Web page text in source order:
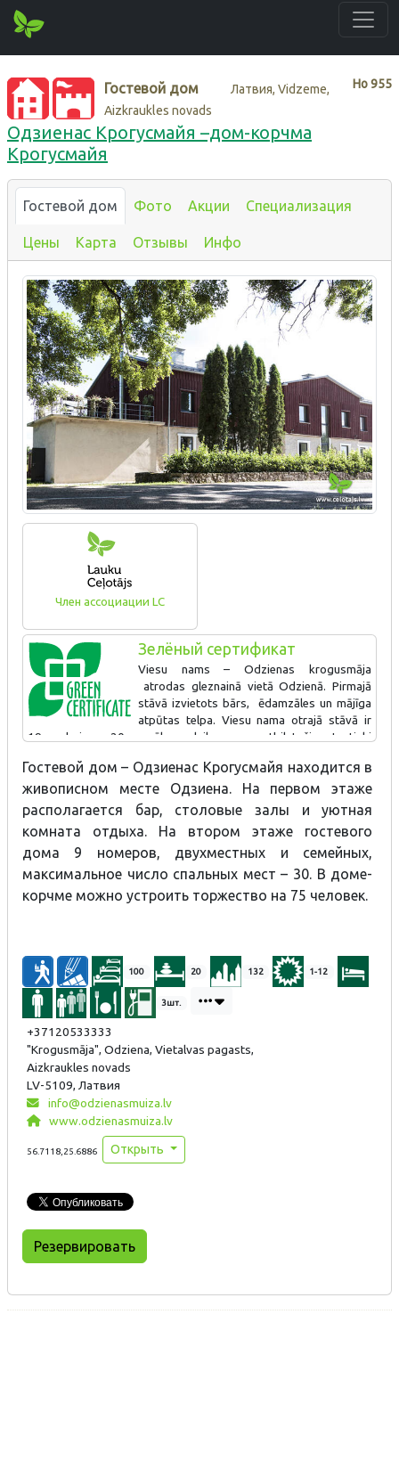
Нo955
Гостевой дом
Латвия, Vidzeme,
Aizkraukles novads
Одзиенас Крогусмайя –дом-корчма
Крогусмайя
Гостевой дом Фото Акции Специализация
Цены Карта Отзывы Инфо
Член ассоциации LC
Зелёный сертификат
Viesu nams – Odzienas krogusmāja
atrodas gleznainā vietā Odzienā. Pirmajā
stāvā izvietots bārs, ēdamzāles un mājīga
atpūtas telpa. Viesu nama otrajā stāvā ir
19.gs. beigu - 20.gs. sākuma laika garam atbilstoši, autentiski
šķiro atkritumus, pagalmā uzlikta stacionārā elektroauto uzlādes
stacija. Pēc pārtraukuma “Zaļais sertifikāts” ir atjaunots.
Гостевой дом – Одзиенас Крогусмайя находится в
живописном месте Одзиена. На первом этаже
располагается бар, столовые залы и уютная
комната отдыха. На втором этаже гостевого
дома 9 номеров, двухместных и семейных,
максимальное число спальных мест – 30. В доме-
корчме можно устроить торжество на 75 человек.
100 20 132 1-12
3шт.
+37120533333
"Krogusmāja", Odziena, Vietalvas pagasts,
Aizkraukles novads
LV-5109, Латвия
info@odzienasmuiza.lv
www.odzienasmuiza.lv
56.7118,25.6886 Открыть
Резервировать